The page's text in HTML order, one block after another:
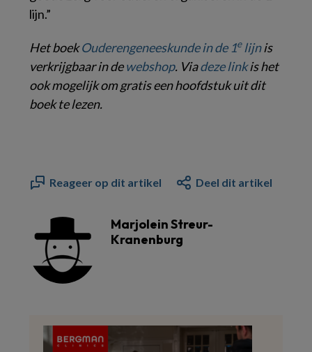
lijn.”
Het boekOuderengeneeskunde in de 1elijnis
verkrijgbaar in dewebshop. Viadeze linkis het
ook mogelijk om gratis een hoofdstuk uit dit
boek te lezen.
Reageer op dit artikel Deel dit artikel
Marjolein Streur-
Kranenburg